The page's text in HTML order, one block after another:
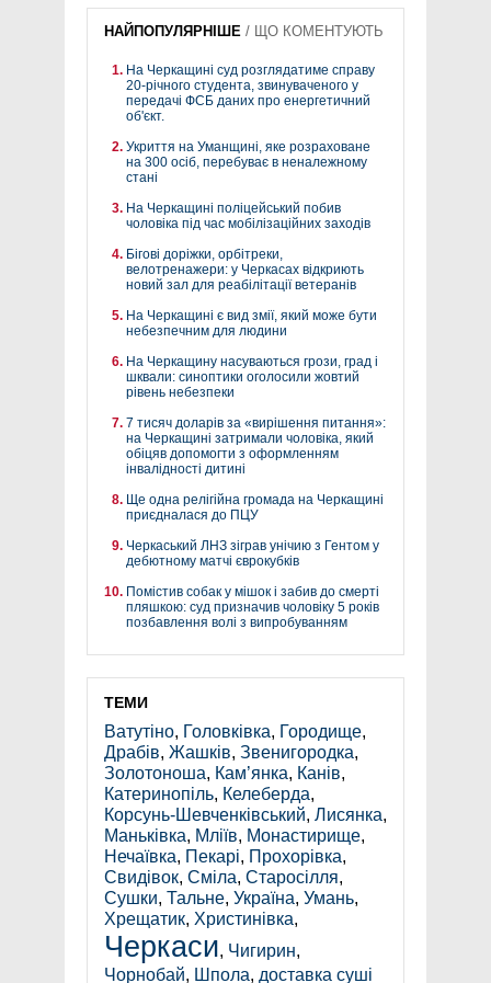
НАЙПОПУЛЯРНІШЕ / ЩО КОМЕНТУЮТЬ
На Черкащині суд розглядатиме справу
20-річного студента, звинуваченого у
передачі ФСБ даних про енергетичний
об'єкт.
Укриття на Уманщині, яке розраховане
на 300 осіб, перебуває в неналежному
стані
На Черкащині поліцейський побив
чоловіка під час мобілізаційних заходів
Бігові доріжки, орбітреки,
велотренажери: у Черкасах відкриють
новий зал для реабілітації ветеранів
На Черкащині є вид змії, який може бути
небезпечним для людини
На Черкащину насуваються грози, град і
шквали: синоптики оголосили жовтий
рівень небезпеки
7 тисяч доларів за «вирішення питання»:
на Черкащині затримали чоловіка, який
обіцяв допомогти з оформленням
інвалідності дитині
Ще одна релігійна громада на Черкащині
приєдналася до ПЦУ
Черкаський ЛНЗ зіграв унічию з Гентом у
дебютному матчі єврокубків
Помістив собак у мішок і забив до смерті
пляшкою: суд призначив чоловіку 5 років
позбавлення волі з випробуванням
ТЕМИ
Ватутіно, Головківка, Городище,
Драбів, Жашків, Звенигородка,
Золотоноша, Кам’янка, Канів,
Катеринопіль, Келеберда,
Корсунь-Шевченківський, Лисянка,
Маньківка, Мліїв, Монастирище,
Нечаївка, Пекарі, Прохорівка,
Свидівок, Сміла, Старосілля,
Сушки, Тальне, Україна, Умань,
Хрещатик, Христинівка,
Черкаси, Чигирин,
Чорнобай, Шпола, доставка суші